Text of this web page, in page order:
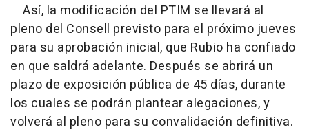
Así, la modificación del PTIM se llevará al
pleno del Consell previsto para el próximo jueves
para su aprobación inicial, que Rubio ha confiado
en que saldrá adelante. Después se abrirá un
plazo de exposición pública de 45 días, durante
los cuales se podrán plantear alegaciones, y
volverá al pleno para su convalidación definitiva.